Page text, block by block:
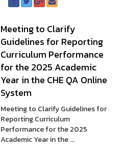
Meeting to Clarify
Guidelines for Reporting
Curriculum Performance
for the 2025 Academic
Year in the CHE QA Online
System
Meeting to Clarify Guidelines for
Reporting Curriculum
Performance for the 2025
Academic Year in the ...